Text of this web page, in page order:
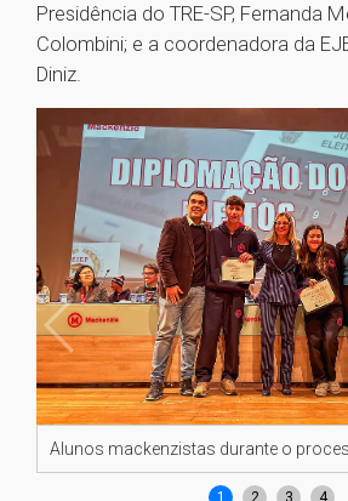
Presidência do TRE-SP, Fernanda
Colombini; e a coordenadora da
Diniz.
Alunos mackenzistas durante o
1 2 3 4